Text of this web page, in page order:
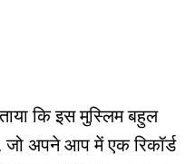
कि इस मुस्लिम बहुल
जो अपने आप में एक रिकॉर्ड